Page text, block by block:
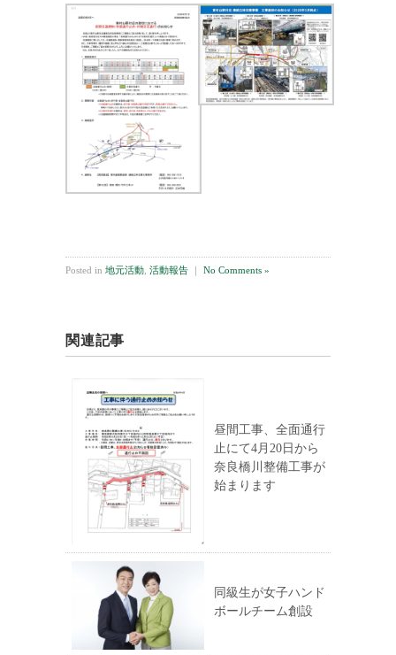
Posted in 地元活動 活動報告 No Comments »
関連記事
昼間工事、全面通行
止にて4月20日から
奈良橋川整備工事が
始まります
同級生が女子ハンド
ボールチーム創設